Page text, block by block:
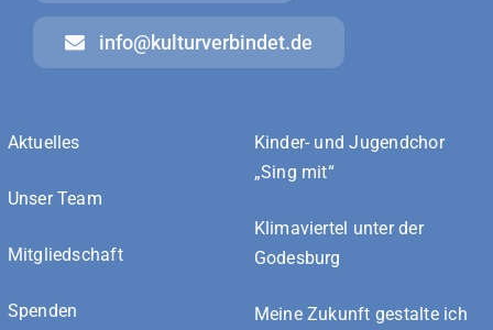
info@kulturverbindet.de
Aktuelles
Unser Team
Mitgliedschaft
Spenden
Kinder- und Jugendchor
„Sing mit“
Klimaviertel unter der
Godesburg
Meine Zukunft gestalte ich